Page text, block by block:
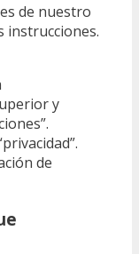
de nuestro
instrucciones.
y
de